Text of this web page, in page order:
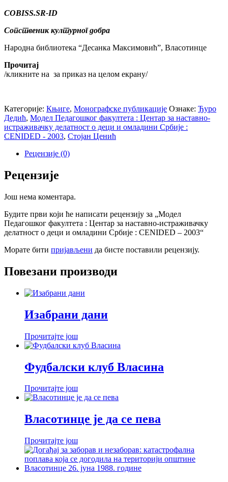
COBISS.SR-ID
Сопственик културног добра
Народна библиотека “Десанка Максимовић”, Власотинце
Прочитај
/кликните на за приказ на целом екрану/
Категорије: Књиге, Монографске публикације Ознаке: Ђуро
Дедић, Модел Педагошког факултета : Центар за наставно-
истраживачку делатност о деци и омладини Србије :
CENIDED - 2003, Стојан Ценић
Рецензије (0)
Рецензије
Још нема коментара.
Будите први који ће написати рецензију за „Модел
Педагошког факултета : Центар за наставно-истраживачку
делатност о деци и омладини Србије : CENIDED – 2003“
Морате бити пријављени да бисте поставили рецензију.
Повезани производи
Изабрани дани
Прочитајте још
Фудбалски клуб Власина
Прочитајте још
Власотинце је да се пева
Прочитајте још